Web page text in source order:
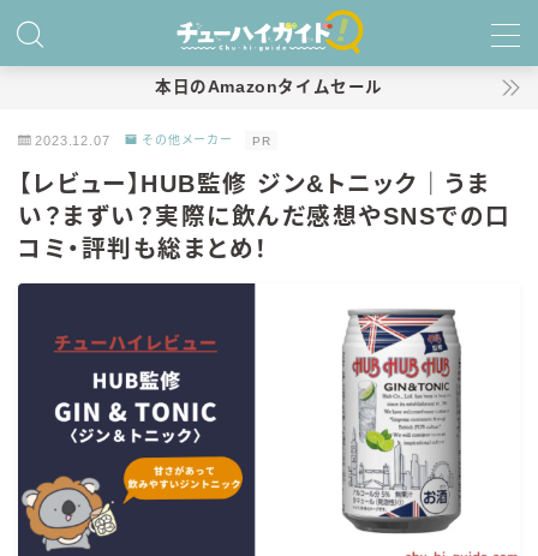
特集！
商品レビュー
キリン
氷結
氷結 無糖
氷結 ストロング
麒麟特製サワー
本日のAmazonタイムセール
2023.12.07 その他メーカー PR
【レビュー】HUB監修 ジン&トニック｜うま
い？まずい？実際に飲んだ感想やSNSでの口
コミ・評判も総まとめ！